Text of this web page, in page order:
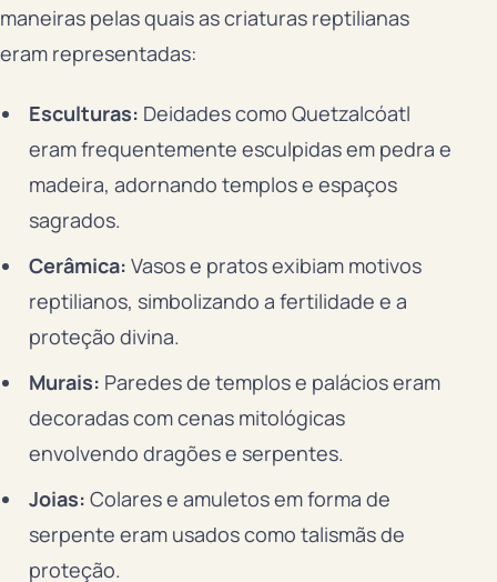
maneiras pelas quais as criaturas reptilianas
eram representadas:
Esculturas: Deidades como Quetzalcóatl
eram frequentemente esculpidas em pedra e
madeira, adornando templos e espaços
sagrados.
Cerâmica: Vasos e pratos exibiam motivos
reptilianos, simbolizando a fertilidade e a
proteção divina.
Murais: Paredes de templos e palácios eram
decoradas com cenas mitológicas
envolvendo dragões e serpentes.
Joias: Colares e amuletos em forma de
serpente eram usados como talismãs de
proteção.